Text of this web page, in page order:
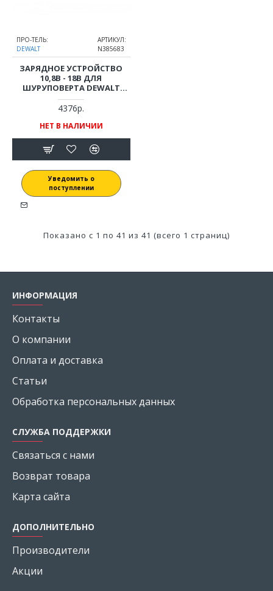
ПРО-ТЕЛЬ:
DEWALT
АРТИКУЛ:
N385683
ЗАРЯДНОЕ УСТРОЙСТВО
10,8В - 18В ДЛЯ
ШУРУПОВЕРТА DEWALT
DCD700, DCD710, DCD710C2P,
DCD716, DCD734, DCD771,
DCD776
4376р.
НЕТ В НАЛИЧИИ
Уведомить о
поступлении
Показано с 1 по 41 из 41 (всего 1 страниц)
ИНФОРМАЦИЯ
Контакты
О компании
Оплата и доставка
Статьи
Обработка персональных данных
СЛУЖБА ПОДДЕРЖКИ
Связаться с нами
Возврат товара
Карта сайта
ДОПОЛНИТЕЛЬНО
Производители
Акции